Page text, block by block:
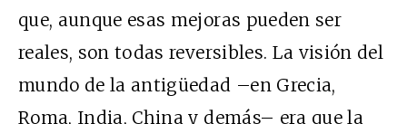
que, aunque esas mejoras pueden ser
reales, son todas reversibles. La visión del
mundo de la antigüedad –en Grecia,
Roma, India, China y demás– era que la